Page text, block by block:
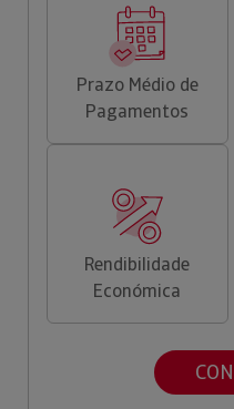
Prazo Médio de
Pagamentos
Rendibilidade
Económica